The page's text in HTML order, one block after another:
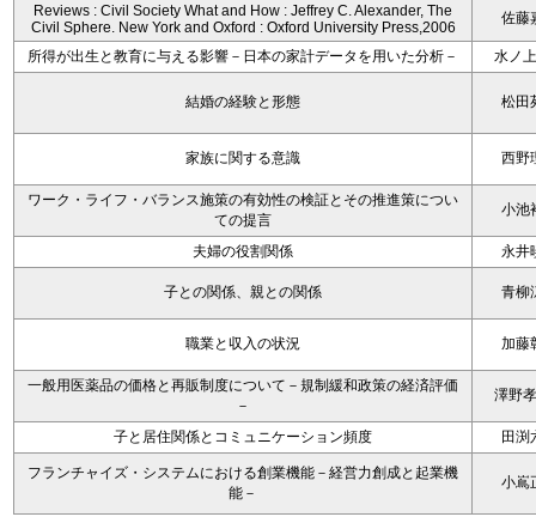
Reviews : Civil Society What and How : Jeffrey C. Alexander, The
Civil Sphere. New York and Oxford : Oxford University Press,2006
佐藤
所得が出生と教育に与える影響－日本の家計データを用いた分析－ 水ノ
結婚の経験と形態 松田
家族に関する意識 西野
ワーク・ライフ・バランス施策の有効性の検証とその推進策につい
ての提言
小池
夫婦の役割関係 永井
子との関係、親との関係 青柳
職業と収入の状況 加藤
一般用医薬品の価格と再販制度について－規制緩和政策の経済評価
－
澤野
子と居住関係とコミュニケーション頻度 田渕
フランチャイズ・システムにおける創業機能－経営力創成と起業機
能－
小嶌